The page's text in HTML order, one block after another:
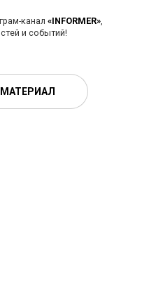
канал «INFORMER»,
и событий!